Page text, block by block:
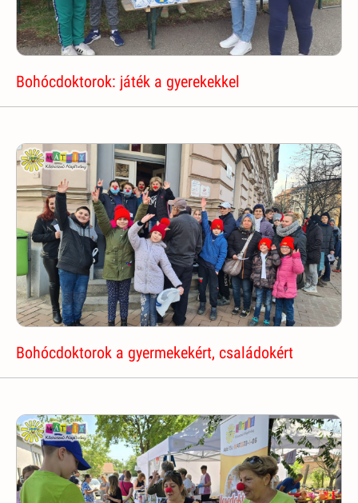
Bohócdoktorok: játék a gyerekekkel
Bohócdoktorok a gyermekekért, családokért